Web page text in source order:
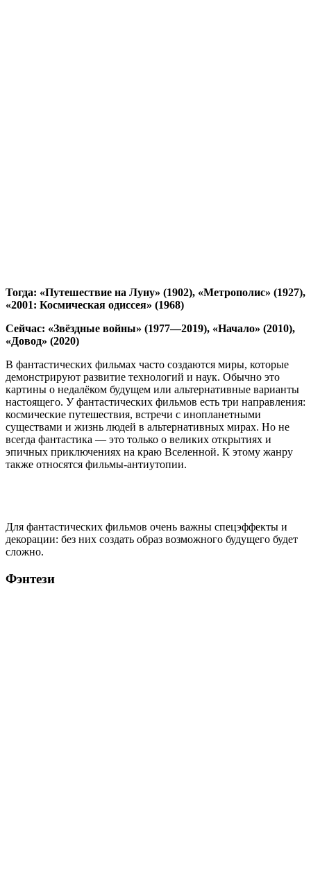
Тогда: «Путешествие на Луну» (1902), «Метрополис» (1927),
«2001: Космическая одиссея» (1968)
Сейчас: «Звёздные войны» (1977—2019), «Начало» (2010),
«Довод» (2020)
В фантастических фильмах часто создаются миры, которые
демонстрируют развитие технологий и наук. Обычно это
картины о недалёком будущем или альтернативные варианты
настоящего. У фантастических фильмов есть три направления:
космические путешествия, встречи с инопланетными
существами и жизнь людей в альтернативных мирах. Но не
всегда фантастика — это только о великих открытиях и
эпичных приключениях на краю Вселенной. К этому жанру
также относятся фильмы-антиутопии.
Для фантастических фильмов очень важны спецэффекты и
декорации: без них создать образ возможного будущего будет
сложно.
Фэнтези